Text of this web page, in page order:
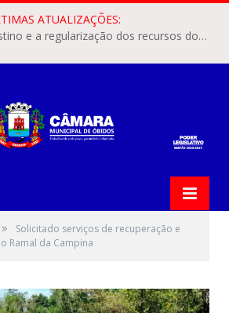
ATUALIZAÇÕES:
ÓBIDOS, PA – O destino e a regularização dos recursos dos Precatórios do FUNDEF (Fundo de Manutenção e Desenvolvimento do Ensino Fundamental e de Valorização do Magistério) voltaram a pautar as discussões na Câmara Municipal de Óbidos.
»
Solicitado serviços de recuperação e
Ramal da Campina